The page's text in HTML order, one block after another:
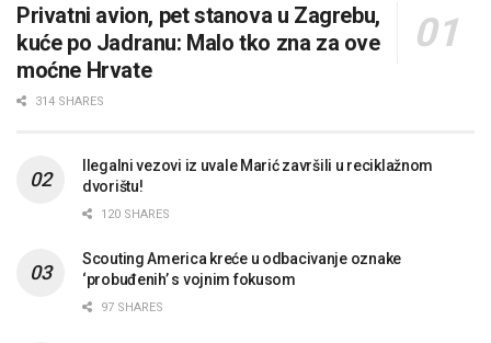
Privatni avion, pet stanova u Zagrebu,
kuće po Jadranu: Malo tko zna za ove
moćne Hrvate
314 SHARES
Ilegalni vezovi iz uvale Marić završili u reciklažnom
dvorištu!
120 SHARES
Scouting America kreće u odbacivanje oznake
‘probuđenih’ s vojnim fokusom
97 SHARES